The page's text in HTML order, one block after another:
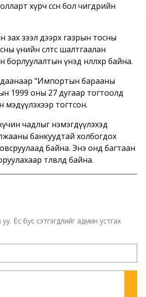
хүрч өссөн бол өчигдрийн
зах зээл дээрх газрын тосны
өсөлтөөс шалтгаалан
үнэд нөлөөлөхөөр байна.
"Импортын барааны
1999 оны 27 дугаар тогтоолд
мэдүүлэхээр тогтсон.
чадлыг нэмэгдүүлэхэд
банкуудтай холбогдох
байна. Энэ онд багтаан
төлөвлөөд байна.
Ёс бус сэтгэгдлийг админ устгах